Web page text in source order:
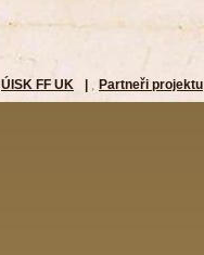
ÚISK FF UK Partneři projektu